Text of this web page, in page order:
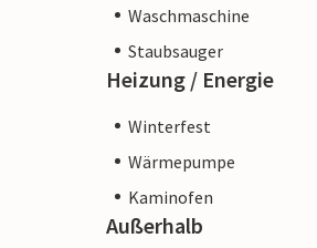
Waschmaschine
Staubsauger
Heizung / Energie
Winterfest
Wärmepumpe
Kaminofen
Außerhalb